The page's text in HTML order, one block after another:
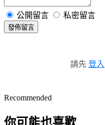
公開留言 私密留言
發佈留言
請先 登入
Recommended
你可能也喜歡